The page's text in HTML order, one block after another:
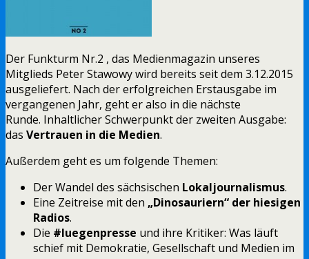
Der Funkturm Nr.2 , das Medienmagazin unseres
Mitglieds Peter Stawowy wird bereits seit dem 3.12.2015
ausgeliefert. Nach der erfolgreichen Erstausgabe im
vergangenen Jahr, geht er also in die nächste
Runde. Inhaltlicher Schwerpunkt der zweiten Ausgabe:
das Vertrauen in die Medien.
Außerdem geht es um folgende Themen:
Der Wandel des sächsischen Lokaljournalismus.
Eine Zeitreise mit den „Dinosauriern“ der hiesigen
Radios.
Die #luegenpresse und ihre Kritiker: Was läuft
schief mit Demokratie, Gesellschaft und Medien im